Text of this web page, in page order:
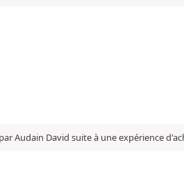
Audain David suite à une expérience